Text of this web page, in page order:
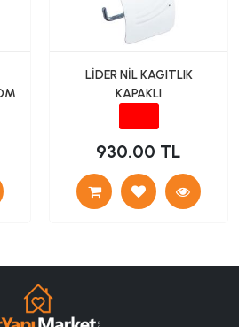
LİDER NİL KAGITLIK
KAPAKLI
930.00 TL